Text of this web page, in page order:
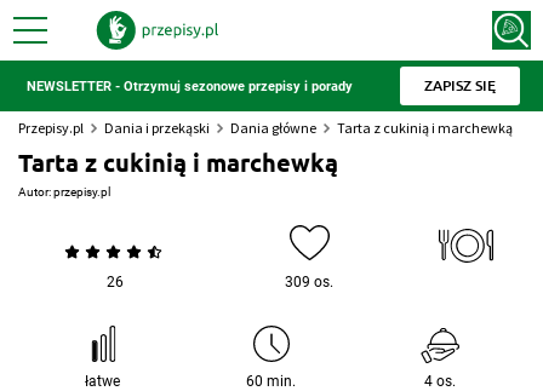
NEWSLETTER - Otrzymuj sezonowe przepisy i porady ZAPISZ SIĘ
Przepisy.pl Dania i przekąski Dania główne Tarta z cukinią i marchewką
Tarta z cukinią i marchewką
Autor:przepisy.pl
26 309 os.
łatwe 60 min. 4 os.